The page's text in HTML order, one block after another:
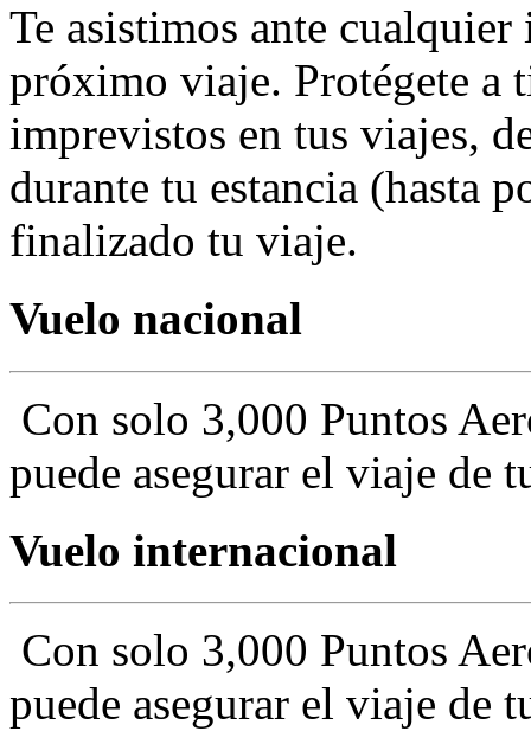
Te asistimos ante
próximo viaje. Protégete a
imprevistos en tus viajes,
durante tu estancia (hasta
finalizado tu viaje.
Vuelo nacional
Con solo 3,000 Puntos
puede asegurar el viaje de
Vuelo internacional
Con solo 3,000 Puntos
puede asegurar el viaje de